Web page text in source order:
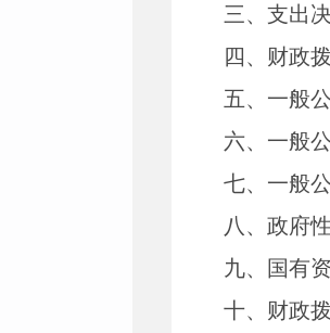
三、支出
四、财政
五、一般
六、一般
七、 一般
八 、政府
九、国有
十、 财政